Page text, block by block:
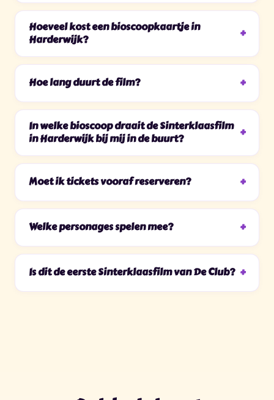
Hoeveel kost een bioscoopkaartje in
Harderwijk?
Hoe lang duurt de film?
In welke bioscoop draait de Sinterklaasfilm
in Harderwijk bij mij in de buurt?
Moet ik tickets vooraf reserveren?
Welke personages spelen mee?
Is dit de eerste Sinterklaasfilm van De Club?